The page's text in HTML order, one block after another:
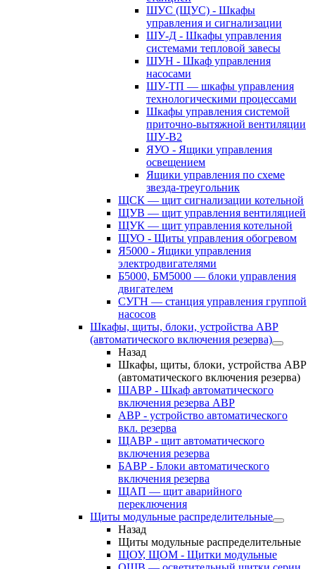
ШУС (ЩУС) - Шкафы
управления и сигнализации
ШУ-Д - Шкафы управления
системами тепловой завесы
ШУН - Шкаф управления
насосами
ШУ-ТП — шкафы управления
технологическими процессами
Шкафы управления системой
приточно-вытяжной вентиляции
ШУ-В2
ЯУО - Ящики управления
освещением
Ящики управления по схеме
звезда-треугольник
ЩСК — щит сигнализации котельной
ЩУВ — щит управления вентиляцией
ЩУК — щит управления котельной
ЩУО - Щиты управления обогревом
Я5000 - Ящики управления
электродвигателями
Б5000, БМ5000 — блоки управления
двигателем
СУГН — станция управления группой
насосов
Шкафы, щиты, блоки, устройства АВР
(автоматического включения резерва)
Назад
Шкафы, щиты, блоки, устройства АВР
(автоматического включения резерва)
ШАВР - Шкаф автоматического
включения резерва АВР
АВР - устройство автоматического
вкл. резерва
ЩАВР - щит автоматического
включения резерва
БАВР - Блоки автоматического
включения резерва
ЩАП — щит аварийного
переключения
Щиты модульные распределительные
Назад
Щиты модульные распределительные
ЩОУ, ЩОМ - Щитки модульные